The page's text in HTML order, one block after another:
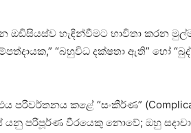
ඔඩිසියස්ව හැඳින්වීමට භාවිතා කරන
“බහුවිධ දක්ෂතා ඇති” හෝ
පරිවර්තනය කළේ “සංකීර්ණ”
පරිපූර්ණ වීරයෙකු නොවේ; ඔහු